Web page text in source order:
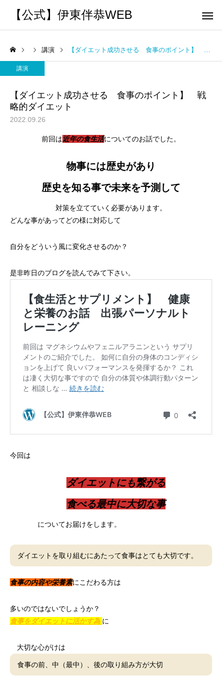
【公式】伊東伴恭WEB
出張 講演 セミナー
ング
痩せますか？｜元日本王者
で答えます
ング
び方｜失敗しない7つの
解説
講演 【ダイエット成功させる 食事のポイント】 戦略的ダイエット
講演
【ダイエット成功させる 食事のポイント】 戦
略的ダイエット
2022.09.26
前回は近年の食生活についてのお話でした。
物事には歴史があり
歴史を知る事で未来を予測して
対策を立てていく必要があります。
どんな事があってどの様に対応して
自分をどういう風に変化させるのか？
是非昨日のブログを読んでみて下さい。
今回は
ダイエットにも繋がる
食べる最中に大切な事
についてお届けをします。
ダイエットを取り組むにあたって食事はとても大切です。
食事の内容や栄養素にこだわる方は
多いのではないでしょうか？
食事をダイエットに活かす為 に
大切な心がけは
食事の前、中（最中）、後の取り組み方が大切